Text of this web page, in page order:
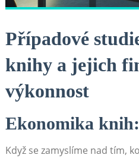
Případové
knihy a jejich
výkonnost
Ekonomika
Když se zamyslíme nad tím,